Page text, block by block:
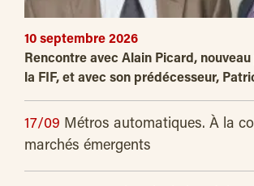
10 septembre 2026
Rencontre avec Alain Picard,
la FIF, et avec son prédécesseur,
17/09 Métros automatiques. À la
marchés émergents